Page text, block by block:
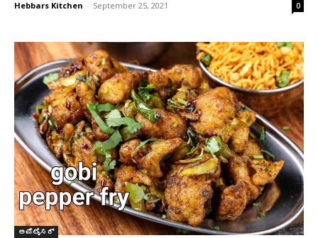
Hebbars Kitchen - September 25, 2021 0
ಅಪೆಟೈಸರ್